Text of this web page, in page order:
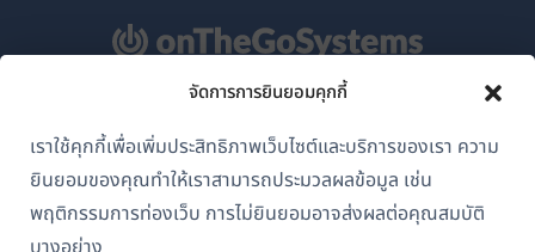
จัดการการยินยอมคุกกี้
เราใช้คุกกี้เพื่อเพิ่มประสิทธิภาพเว็บไซต์และบริการของเรา ความ
ยินยอมของคุณทำให้เราสามารถประมวลผลข้อมูล เช่น
พฤติกรรมการท่องเว็บ การไม่ยินยอมอาจส่งผลต่อคุณสมบัติ
GDPR และนโยบายความเป็นส่วนตัว
เข้าร่วมทีมของเรา(เปิด